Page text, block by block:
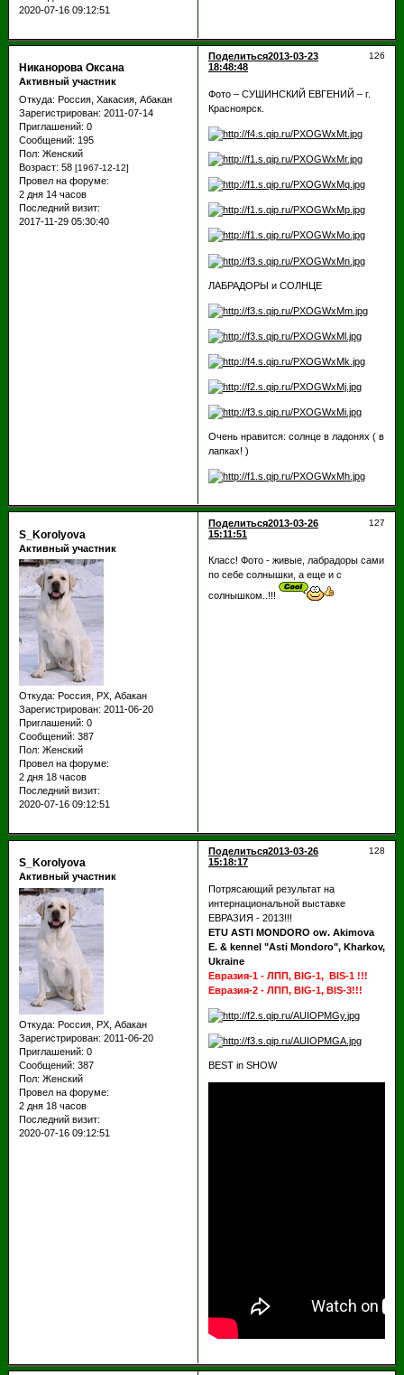
2020-07-16 09:12:51
Поделиться 126
2013-03-23
18:48:48
Никанорова Оксана
Активный участник
Откуда: Россия, Хакасия, Абакан
Зарегистрирован: 2011-07-14
Приглашений: 0
Сообщений: 195
Пол: Женский
Возраст: 58 [1967-12-12]
Провел на форуме:
2 дня 14 часов
Последний визит:
2017-11-29 05:30:40
Фото – СУШИНСКИЙ ЕВГЕНИЙ – г.
Красноярск.
ЛАБРАДОРЫ и СОЛНЦЕ
Очень нравится: солнце в ладонях ( в
лапках! )
Поделиться 127
2013-03-26
15:11:51
S_Korolyova
Активный участник
Откуда: Россия, РХ, Абакан
Зарегистрирован: 2011-06-20
Приглашений: 0
Сообщений: 387
Пол: Женский
Провел на форуме:
2 дня 18 часов
Последний визит:
2020-07-16 09:12:51
Класс! Фото - живые, лабрадоры сами
по себе солнышки, а еще и с
солнышком..!!!
Поделиться 128
2013-03-26
15:18:17
S_Korolyova
Активный участник
Откуда: Россия, РХ, Абакан
Зарегистрирован: 2011-06-20
Приглашений: 0
Сообщений: 387
Пол: Женский
Провел на форуме:
2 дня 18 часов
Последний визит:
2020-07-16 09:12:51
Потрясающий результат на
интернациональной выставке
ЕВРАЗИЯ - 2013!!!
ETU ASTI MONDORO ow. Akimova
E. & kennel "Asti Mondoro", Kharkov,
Ukraine
Евразия-1 - ЛПП, BIG-1, BIS-1 !!!
Евразия-2 - ЛПП, BIG-1, BIS-3!!!
BEST in SHOW